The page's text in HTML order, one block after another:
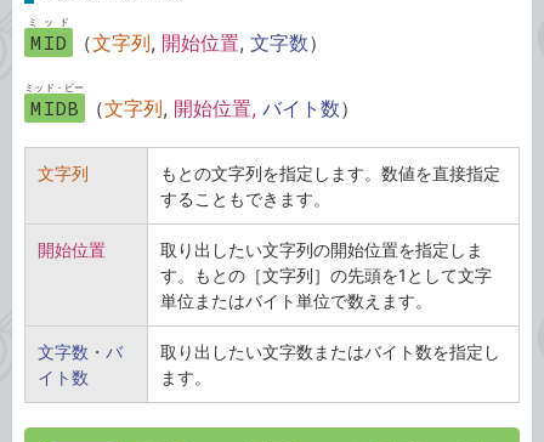
MID
ミッド
（文字列, 開始位置, 文字数）
MIDB
ミッド・ビー
（文字列, 開始位置, バイト数）
文字列
もとの文字列を指定します。数値を直接指定
することもできます。
開始位置
取り出したい文字列の開始位置を指定しま
す。もとの［文字列］の先頭を1として文字
単位またはバイト単位で数えます。
文字数・バ
イト数
取り出したい文字数またはバイト数を指定し
ます。